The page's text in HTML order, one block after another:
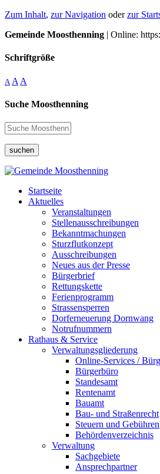
Zum Inhalt, zur Navigation oderzur
Gemeinde Moosthenning | Online:
Schriftgröße
A A A
Suche Moosthenning
suchen
Startseite
Aktuelles
Veranstaltungen
Stellenausschreibungen
Bekanntmachungen
Sturzflutkonzept
Ausschreibungen
Neues aus der Presse
Bürgerbrief
Rettungskette
Ferienprogramm
Strassensperren
Dorferneuerung Dornwang
Notrufnummern
Rathaus & Service
Verwaltungsgliederung
Online-Services /
Bürgerbüro
Standesamt
Rentenamt
Bauamt
Bau- und Straßenrecht
Steuern und Gebühren
Behördenverzeichnis
Verwaltung
Sachgebiete
Ansprechpartner